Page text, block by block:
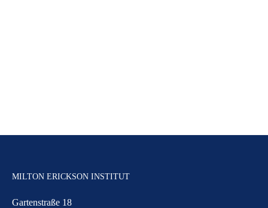
MILTON ERICKSON INSTITUT
Gartenstraße 18